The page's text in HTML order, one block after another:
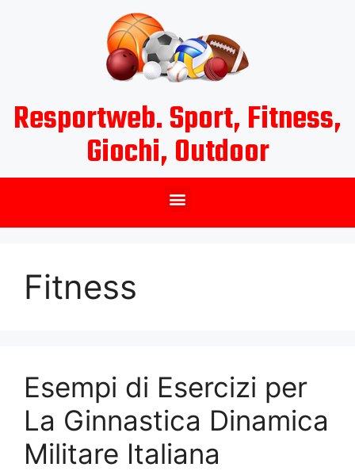
Resportweb. Sport, Fitness,
Giochi, Outdoor
Fitness
Esempi di Esercizi per
La Ginnastica Dinamica
Militare Italiana